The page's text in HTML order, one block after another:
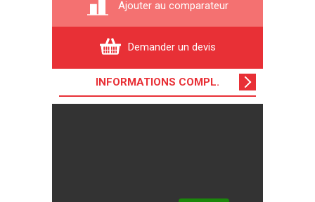
Ajouter au comparateur
Demander un devis
INFORMATIONS COMPL.